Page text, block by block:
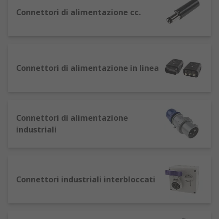
Brennenstuhl ed RS Pro.
alimentazione e di adattatore universale presa
corrente, connettori IEC, connettori industriali,
trasportare una corrente alternata (connettori
alimentazione CA) o una corrente continua
Le spine e le prese CA consentono di collegare i
Connettori di alimentazione cc.
Connettori di alimentazione in linea
Connettori di alimentazione
industriali
Connettori industriali interbloccati